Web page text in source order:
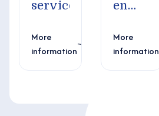
service
More
information
en
More
information